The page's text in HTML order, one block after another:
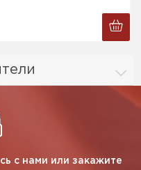
с нами или закажите